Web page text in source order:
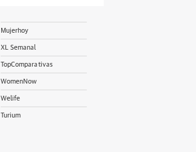
Mujerhoy
XL Semanal
TopComparativas
WomenNow
Welife
Turium